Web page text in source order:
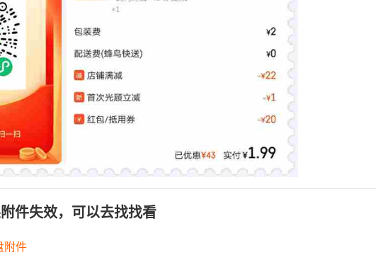
件失效，可以去找找看
附件